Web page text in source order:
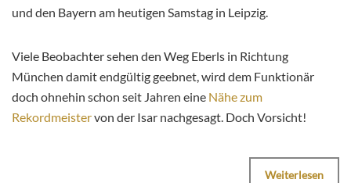
und den Bayern am heutigen Samstag in Leipzig.
Viele Beobachter sehen den Weg Eberls in Richtung
München damit endgültig geebnet, wird dem Funktionär
doch ohnehin schon seit Jahren eine Nähe zum
Rekordmeistervon der Isar nachgesagt. Doch Vorsicht!
Weiterlesen